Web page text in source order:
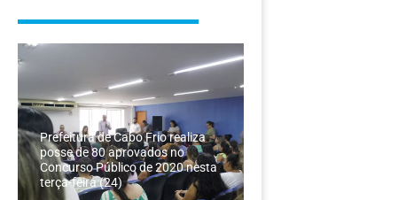
Prefeitura de Cabo Frio realiza
posse de 80 aprovados no
Concurso Público de 2020 nesta
terça-feira (24)